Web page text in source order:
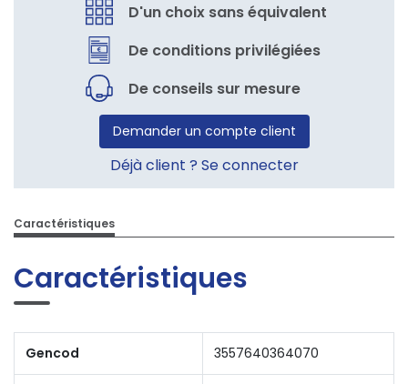
D'un choix sans équivalent
De conditions privilégiées
De conseils sur mesure
Demander un compte client
Déjà client ? Se connecter
Caractéristiques
Caractéristiques
Gencod 3557640364070